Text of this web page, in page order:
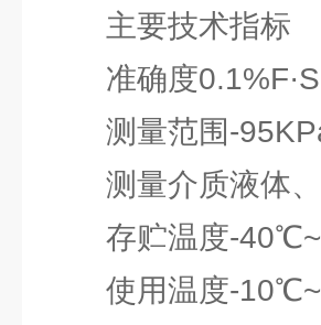
主要技术指标
准确度0.1%F·S
测量范围-
测量介质液体、
存贮温度-
使用温度-